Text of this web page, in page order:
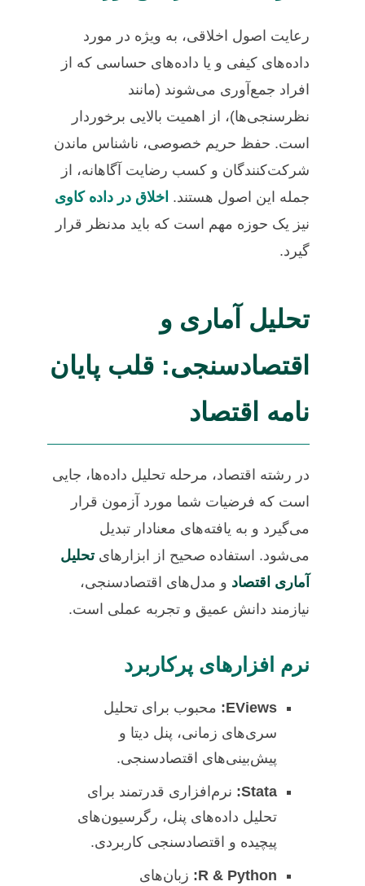
رعایت اصول اخلاقی، به ویژه در مورد
داده‌های کیفی و یا داده‌های حساسی که از
افراد جمع‌آوری می‌شوند (مانند
نظرسنجی‌ها)، از اهمیت بالایی برخوردار
است. حفظ حریم خصوصی، ناشناس ماندن
شرکت‌کنندگان و کسب رضایت آگاهانه، از
جمله این اصول هستند.اخلاق در داده کاوی
نیز یک حوزه مهم است که باید مدنظر قرار
گیرد.
تحلیل آماری و
اقتصادسنجی: قلب پایان
نامه اقتصاد
در رشته اقتصاد، مرحله تحلیل داده‌ها، جایی
است که فرضیات شما مورد آزمون قرار
می‌گیرد و به یافته‌های معنادار تبدیل
می‌شود. استفاده صحیح از ابزارهایتحلیل
آماری اقتصادو مدل‌های اقتصادسنجی،
نیازمند دانش عمیق و تجربه عملی است.
نرم افزارهای پرکاربرد
EViews: محبوب برای تحلیل
سری‌های زمانی، پنل دیتا و
پیش‌بینی‌های اقتصادسنجی.
Stata: نرم‌افزاری قدرتمند برای
تحلیل داده‌های پنل، رگرسیون‌های
پیچیده و اقتصادسنجی کاربردی.
R & Python: زبان‌های